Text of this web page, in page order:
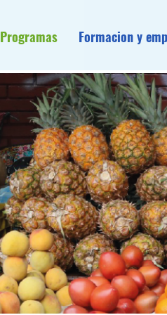
Programas Formacion y